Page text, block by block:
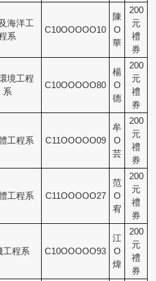
海洋工
系
C10OOOOO10
陳
O
華
200
元
禮
券
境工程
系
C10OOOOO80
楊
O
德
200
元
禮
券
工程系 C11OOOOO09
牟
O
芸
200
元
禮
券
工程系 C11OOOOO27
范
O
宥
200
元
禮
券
工程系 C10OOOOO93
江
O
煒
200
元
禮
券